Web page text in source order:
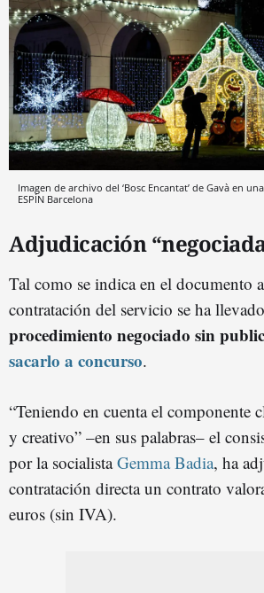
Imagen de archivo del ‘Bosc Encantat’ de Gavà en
ESPÍN Barcelona
Adjudicación
Tal como se indica en el documento
contratación del servicio se ha
procedimiento negociado sin
sacarlo a concurso.
“Teniendo en cuenta el componente
y creativo” –en sus palabras– el
por la socialistaGemma Badia, ha
contratación directa un contrato
euros (sin IVA).